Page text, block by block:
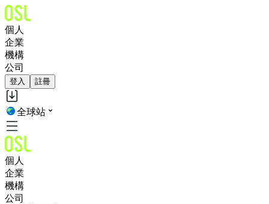
個人
企業
機構
公司
登入 註冊
全球站
個人
企業
機構
公司